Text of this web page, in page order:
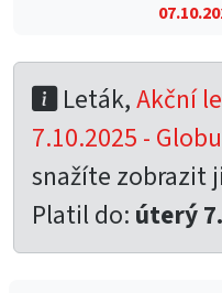
Leták,Akční
7.10.2025 -
snažíte zobrazit
Platil do: úterý